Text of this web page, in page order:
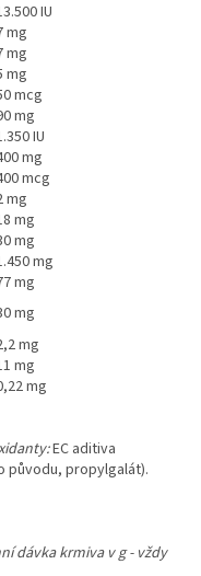
IU
mg
mg
mg
mcg
mg
IU
mg
mcg
mg
mg
mg
mg
mg
mg
mg
mg
mg
EC aditiva
původu, propylgalát).
dávka krmiva v g - vždy